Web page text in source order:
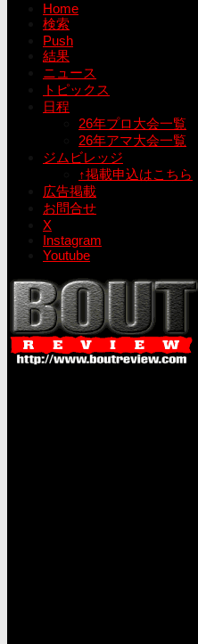
Home
検索
Push
結果
ニュース
トピックス
日程
26年プロ大会一覧
26年アマ大会一覧
ジムビレッジ
↑掲載申込はこちら
広告掲載
お問合せ
X
Instagram
Youtube